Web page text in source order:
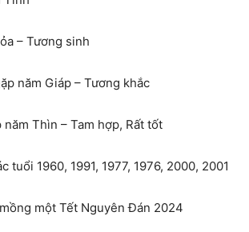
– Tương sinh
năm Giáp – Tương khắc
năm Thìn – Tam hợp, Rất tốt
tuổi 1960, 1991, 1977, 1976, 2000, 2001
một Tết Nguyên Đán 2024